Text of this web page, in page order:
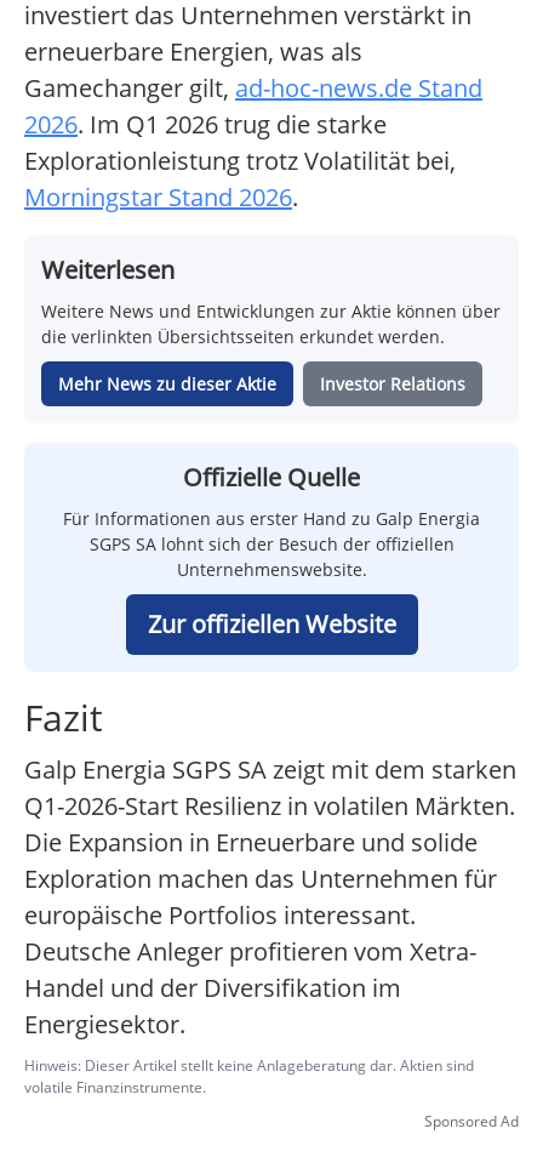
investiert das Unternehmen verstärkt in
erneuerbare Energien, was als
Gamechanger gilt, ad-hoc-news.de Stand
2026. Im Q1 2026 trug die starke
Explorationleistung trotz Volatilität bei,
Morningstar Stand 2026.
Weiterlesen
Weitere News und Entwicklungen zur Aktie können über
die verlinkten Übersichtsseiten erkundet werden.
Mehr News zu dieser Aktie Investor Relations
Offizielle Quelle
Für Informationen aus erster Hand zu Galp Energia
SGPS SA lohnt sich der Besuch der offiziellen
Unternehmenswebsite.
Zur offiziellen Website
Fazit
Galp Energia SGPS SA zeigt mit dem starken
Q1-2026-Start Resilienz in volatilen Märkten.
Die Expansion in Erneuerbare und solide
Exploration machen das Unternehmen für
europäische Portfolios interessant.
Deutsche Anleger profitieren vom Xetra-
Handel und der Diversifikation im
Energiesektor.
Hinweis: Dieser Artikel stellt keine Anlageberatung dar. Aktien sind
volatile Finanzinstrumente.
Sponsored Ad